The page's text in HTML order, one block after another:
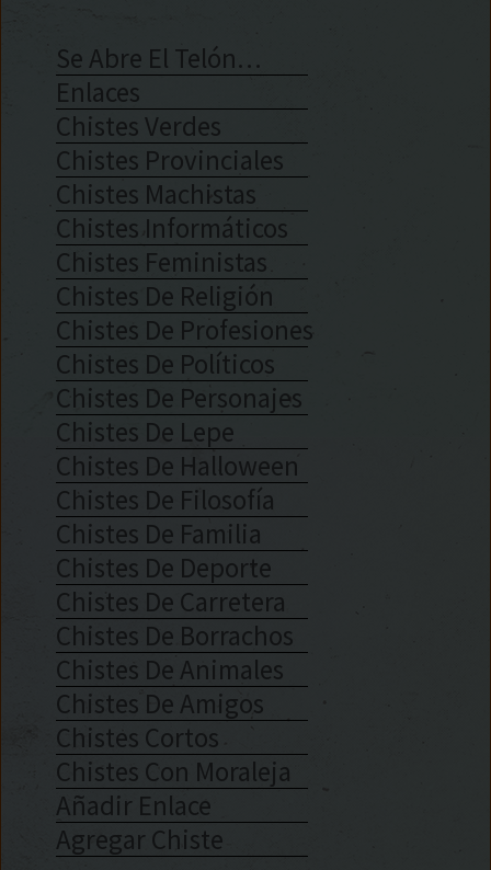
Se Abre El Telón…
Enlaces
Chistes Verdes
Chistes Provinciales
Chistes Machistas
Chistes Informáticos
Chistes Feministas
Chistes De Religión
Chistes De Profesiones
Chistes De Políticos
Chistes De Personajes
Chistes De Lepe
Chistes De Halloween
Chistes De Filosofía
Chistes De Familia
Chistes De Deporte
Chistes De Carretera
Chistes De Borrachos
Chistes De Animales
Chistes De Amigos
Chistes Cortos
Chistes Con Moraleja
Añadir Enlace
Agregar Chiste